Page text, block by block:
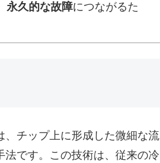
永久的な故障につながるた
チップ上に形成した微細な流
です。この技術は、従来の冷